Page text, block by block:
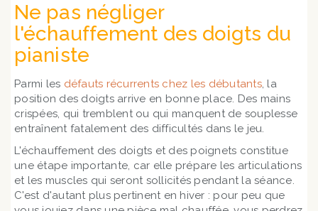
Ne pas négliger
l'échauffement des doigts du
pianiste
Parmi les défauts récurrents chez les débutants, la
position des doigts arrive en bonne place. Des mains
crispées, qui tremblent ou qui manquent de souplesse
entraînent fatalement des difficultés dans le jeu.
L'échauffement des doigts et des poignets constitue
une étape importante, car elle prépare les articulations
et les muscles qui seront sollicités pendant la séance.
C'est d'autant plus pertinent en hiver : pour peu que